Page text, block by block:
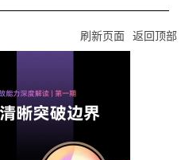
刷新页面 返回顶部